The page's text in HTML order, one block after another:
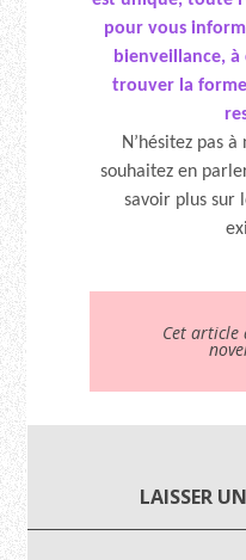
pour vous
bienveillance,
trouver la
N’hésitez pas
souhaitez en
savoir plus sur
Cet article
LAISSER